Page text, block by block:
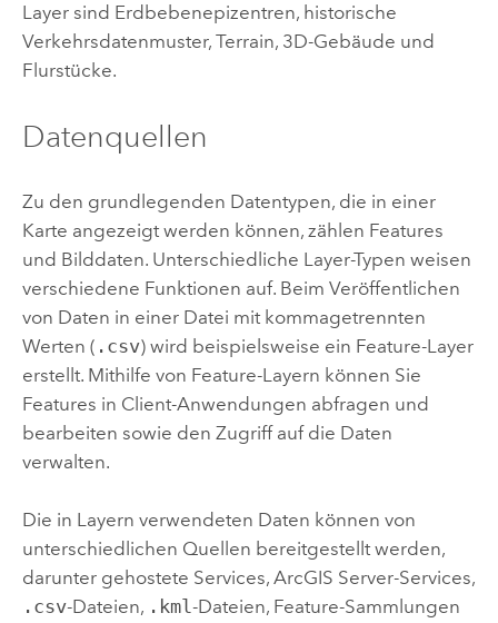
Layer sind Erdbebenepizentren, historische
Verkehrsdatenmuster, Terrain, 3D-Gebäude und
Flurstücke.
Datenquellen
Zu den grundlegenden Datentypen, die in einer
Karte angezeigt werden können, zählen Features
und Bilddaten. Unterschiedliche Layer-Typen weisen
verschiedene Funktionen auf. Beim Veröffentlichen
von Daten in einer Datei mit kommagetrennten
Werten ( .csv) wird beispielsweise ein Feature-Layer
erstellt. Mithilfe von Feature-Layern können Sie
Features in Client-Anwendungen abfragen und
bearbeiten sowie den Zugriff auf die Daten
verwalten.
Die in Layern verwendeten Daten können von
unterschiedlichen Quellen bereitgestellt werden,
darunter gehostete Services, ArcGIS Server-Services,
.csv-Dateien, .kml-Dateien, Feature-Sammlungen